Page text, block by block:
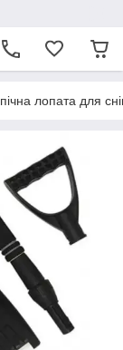
лопата для